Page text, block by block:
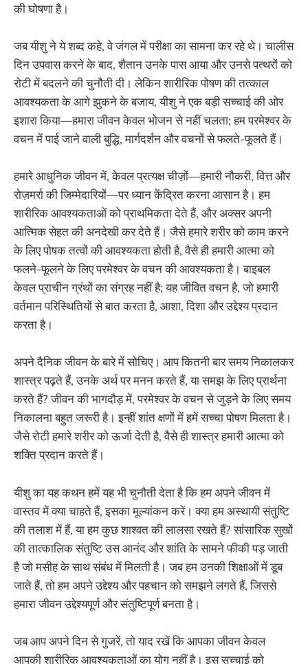
की घोषणा है।
जब यीशु ने ये शब्द कहे, वे जंगल में परीक्षा का सामना कर रहे थे। चालीस
दिन उपवास करने के बाद, शैतान उनके पास आया और उनसे पत्थरों को
रोटी में बदलने की चुनौती दी। लेकिन शारीरिक पोषण की तत्काल
आवश्यकता के आगे झुकने के बजाय, यीशु ने एक बड़ी सच्चाई की ओर
इशारा किया—हमारा जीवन केवल भोजन से नहीं चलता; हम परमेश्वर के
वचन में पाई जाने वाली बुद्धि, मार्गदर्शन और वचनों से फलते-फूलते हैं।
हमारे आधुनिक जीवन में, केवल प्रत्यक्ष चीज़ों—हमारी नौकरी, वित्त और
रोज़मर्रा की जिम्मेदारियों—पर ध्यान केंद्रित करना आसान है। हम
शारीरिक आवश्यकताओं को प्राथमिकता देते हैं, और अक्सर अपनी
आत्मिक सेहत की अनदेखी कर देते हैं। जैसे हमारे शरीर को काम करने
के लिए पोषक तत्वों की आवश्यकता होती है, वैसे ही हमारी आत्मा को
फलने-फूलने के लिए परमेश्वर के वचन की आवश्यकता है। बाइबल
केवल प्राचीन ग्रंथों का संग्रह नहीं है; यह जीवित वचन है, जो हमारी
वर्तमान परिस्थितियों से बात करता है, आशा, दिशा और उद्देश्य प्रदान
करता है।
अपने दैनिक जीवन के बारे में सोचिए। आप कितनी बार समय निकालकर
शास्त्र पढ़ते हैं, उनके अर्थ पर मनन करते हैं, या समझ के लिए प्रार्थना
करते हैं? जीवन की भागदौड़ में, परमेश्वर के वचन से जुड़ने के लिए समय
निकालना बहुत जरूरी है। इन्हीं शांत क्षणों में हमें सच्चा पोषण मिलता है।
जैसे रोटी हमारे शरीर को ऊर्जा देती है, वैसे ही शास्त्र हमारी आत्मा को
शक्ति प्रदान करते हैं।
यीशु का यह कथन हमें यह भी चुनौती देता है कि हम अपने जीवन में
वास्तव में क्या चाहते हैं, इसका मूल्यांकन करें। क्या हम अस्थायी संतुष्टि
की तलाश में हैं, या हम कुछ शाश्वत की लालसा रखते हैं? सांसारिक सुखों
की तात्कालिक संतुष्टि उस आनंद और शांति के सामने फीकी पड़ जाती
है जो मसीह के साथ संबंध में मिलती है। जब हम उनकी शिक्षाओं में डूब
जाते हैं, तो हम अपने उद्देश्य और पहचान को समझने लगते हैं, जिससे
हमारा जीवन उद्देश्यपूर्ण और संतुष्टिपूर्ण बनता है।
जब आप अपने दिन से गुजरें, तो याद रखें कि आपका जीवन केवल
आपकी शारीरिक आवश्यकताओं का योग नहीं है। इस सच्चाई को